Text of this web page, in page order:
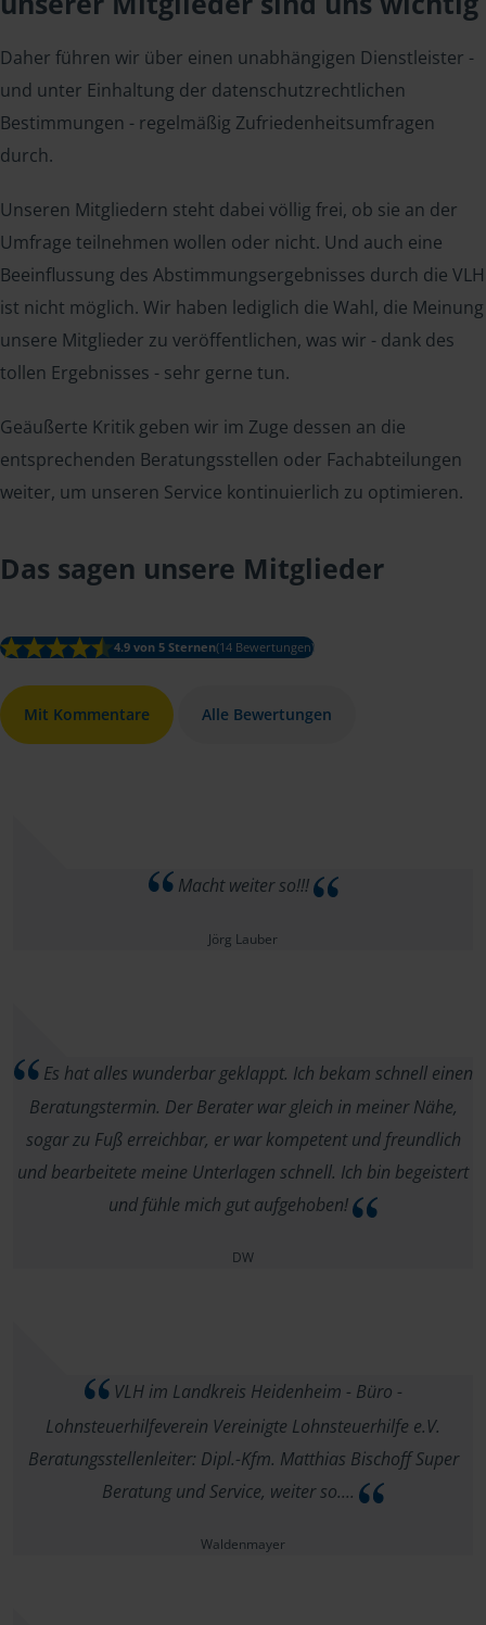
Daher führen wir über einen unabhängigen Dienstleister -
und unter Einhaltung der datenschutzrechtlichen
Bestimmungen - regelmäßig Zufriedenheitsumfragen
durch.
Unseren Mitgliedern steht dabei völlig frei, ob sie an der
Umfrage teilnehmen wollen oder nicht. Und auch eine
Beeinflussung des Abstimmungsergebnisses durch die VLH
ist nicht möglich. Wir haben lediglich die Wahl, die Meinung
unsere Mitglieder zu veröffentlichen, was wir - dank des
tollen Ergebnisses - sehr gerne tun.
Geäußerte Kritik geben wir im Zuge dessen an die
entsprechenden Beratungsstellen oder Fachabteilungen
weiter, um unseren Service kontinuierlich zu optimieren.
Das sagen unsere Mitglieder
4.9 von 5 Sternen(14 Bewertungen)
Mit Kommentare Alle Bewertungen
Macht weiter so!!!
Jörg Lauber
Es hat alles wunderbar geklappt. Ich bekam schnell einen
Beratungstermin. Der Berater war gleich in meiner Nähe,
sogar zu Fuß erreichbar, er war kompetent und freundlich
und bearbeitete meine Unterlagen schnell. Ich bin begeistert
und fühle mich gut aufgehoben!
DW
VLH im Landkreis Heidenheim - Büro -
Lohnsteuerhilfeverein Vereinigte Lohnsteuerhilfe e.V.
Beratungsstellenleiter: Dipl.-Kfm. Matthias Bischoff Super
Beratung und Service, weiter so....
Waldenmayer